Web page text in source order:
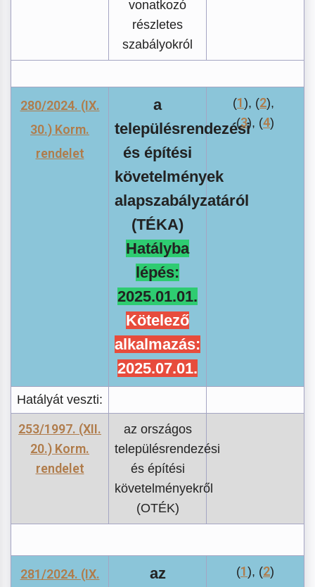
vonatkozó
részletes
szabályokról
280/2024. (IX.
30.) Korm.
rendelet
a
településrendezési
és építési
követelmények
alapszabályzatáról
(TÉKA)
Hatályba
lépés:
2025.01.01.
Kötelező
alkalmazás:
2025.07.01.
(1), (2),
(3), (4)
Hatályát veszti:
253/1997. (XII.
20.) Korm.
rendelet
az országos
településrendezési
és építési
követelményekről
(OTÉK)
281/2024. (IX.
az
(1), (2)